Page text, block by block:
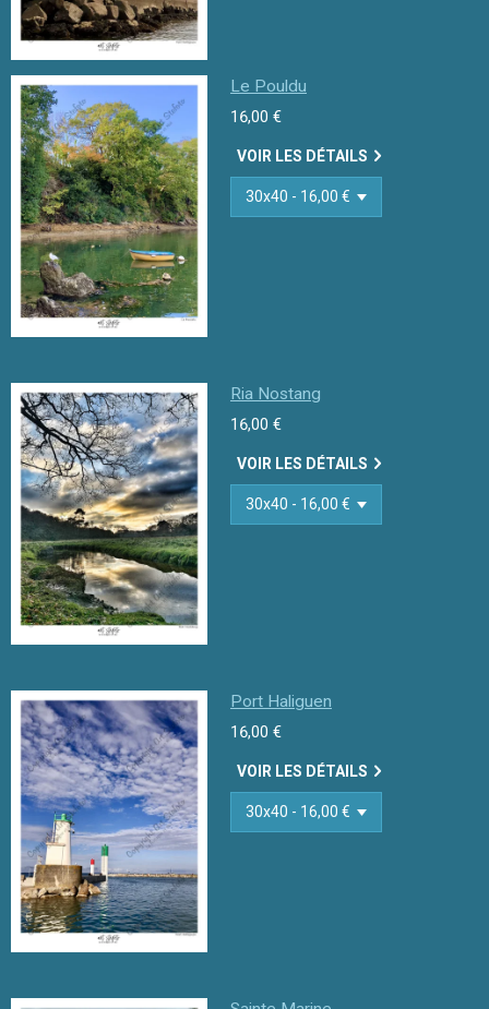
Le Pouldu
16,00 €
VOIR LES DÉTAILS
Ria Nostang
16,00 €
VOIR LES DÉTAILS
Port Haliguen
16,00 €
VOIR LES DÉTAILS